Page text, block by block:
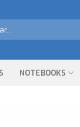
NOTEBOOKS